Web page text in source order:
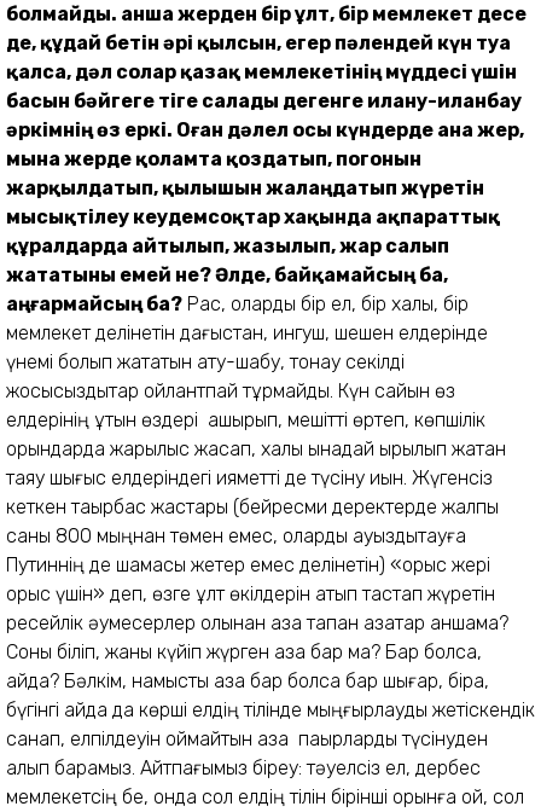
болмайды. Қанша жерден бір ұлт, бір мемлекет десе
де, құдай бетін әрі қылсын, егер пәлендей күн туа
қалса, дәл солар қазақ мемлекетінің мүддесі үшін
басын бәйгеге тіге салады дегенге илану-иланбау
әркімнің өз еркі. Оған дәлел осы күндерде ана жер,
мына жерде қоламта қоздатып, погонын
жарқылдатып, қылышын жалаңдатып жүретін
мысықтілеу кеудемсоқтар хақында ақпараттық
құралдарда айтылып, жазылып, жар салып
жататыны емей не? Әлде, байқамайсың ба,
аңғармайсың ба? Рас, оларды бір ел, бір халық, бір
мемлекет делінетін дағыстан, ингуш, шешен елдерінде
үнемі болып жататын ату-шабу, тонау секілді
жосықсыздықтар ойлантпай тұрмайды. Күн сайын өз
елдерінің құтын өздері қашырып, мешітті өртеп, көпшілік
орындарда жарылыс жасап, халық қынадай қырылып жатқан
таяу шығыс елдеріндегі қияметті де түсіну қиын. Жүгенсіз
кеткен тақырбас жастары (бейресми деректерде жалпы
саны 800 мыңнан төмен емес, оларды ауыздықтауға
Путиннің де шамасы жетер емес делінетін) «орыс жері
орыс үшін» деп, өзге ұлт өкілдерін атып тастап жүретін
ресейлік әумесерлер қолынан қаза тапқан қазақтар қаншама?
Соны біліп, жаны күйіп жүрген қазақ бар ма? Бар болса,
қайда? Бәлкім, намысты қазақ бар болса бар шығар, бірақ,
бүгінгі қайда да көрші елдің тілінде мыңғырлауды жетіскендік
санап, елпілдеуін қоймайтын қазақ пақырларды түсінуден
қалып барамыз. Айтпағымыз біреу: тәуелсіз ел, дербес
мемлекетсің бе, онда сол елдің тілін бірінші орынға қой, сол